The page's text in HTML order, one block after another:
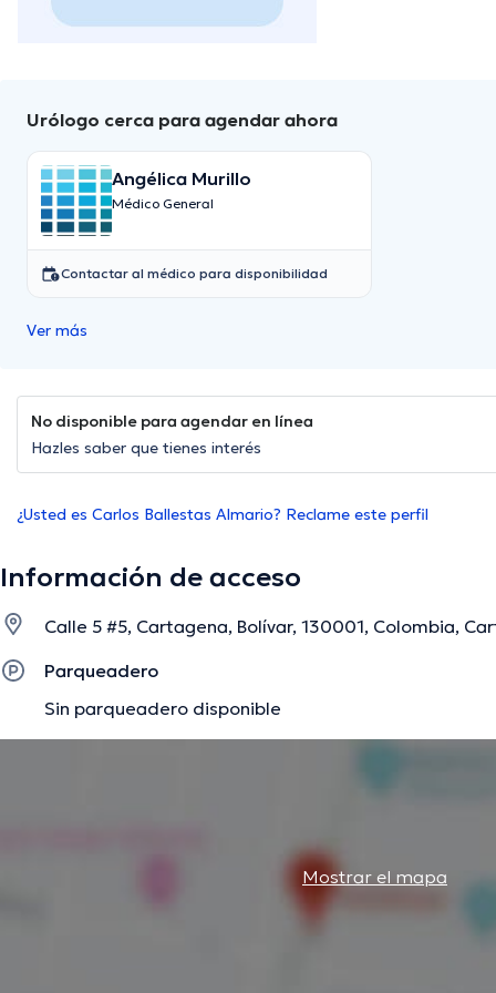
Urólogo cerca para agendar ahora
Angélica Murillo
Médico General
Contactar al médico para disponibilidad
Ver más
No disponible para agendar en línea
Hazles saber que tienes interés
¿Usted es Carlos Ballestas Almario? Reclame este perfil
Información de acceso
Calle 5 #5, Cartagena, Bolívar, 130001, Colombia,
Parqueadero
Sin parqueadero disponible
Mostrar el mapa